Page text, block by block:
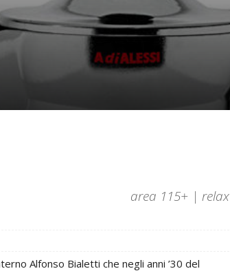
area 115+ | relax
Alfonso Bialetti che negli anni ’30 del